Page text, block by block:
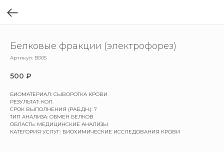
Белковые фракции (электрофорез)
Артикул: B005
500 ₽
БИОМАТЕРИАЛ: СЫВОРОТКА КРОВИ
РЕЗУЛЬТАТ: КОЛ.
СРОК ВЫПОЛНЕНИЯ (РАБ.ДН.): 7
ТИП АНАЛИЗА: ОБМЕН БЕЛКОВ
ОБЛАСТЬ: МЕДИЦИНСКИЕ АНАЛИЗЫ
КАТЕГОРИЯ УСЛУГ: БИОХИМИЧЕСКИЕ ИССЛЕДОВАНИЯ КРОВИ